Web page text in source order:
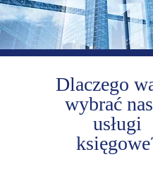
Dlaczego
wybrać
usługi
księgowe